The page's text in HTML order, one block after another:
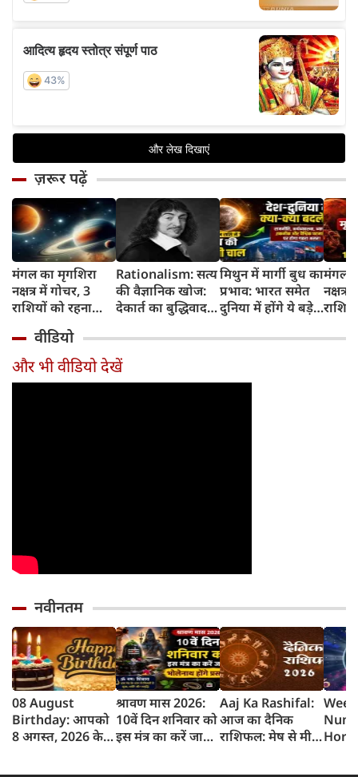
ज़रूर पढ़ें
मंगल का मृगशिरा
नक्षत्र में गोचर, 3
राशियों को रहना
सावधान
Rationalism: सत्य
की वैज्ञानिक खोज:
देकार्त का बुद्धिवाद
का जन्म
मिथुन में मार्गी बुध का
प्रभाव: भारत समेत
दुनिया में होंगे ये बड़े
मंगल
नक्षत्र
किसे
वीडियो
और भी वीडियो देखें
नवीनतम
08 August
Birthday: आपको
8 अगस्त, 2026 के
श्रावण मास 2026:
10वें दिन शनिवार को
इस मंत्र का करें जाप,
Aaj Ka Rashifal:
आज का दैनिक
राशिफल: मेष से मीन